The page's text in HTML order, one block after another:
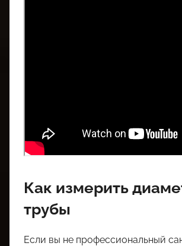
Как измерить
трубы
Если вы не профессиональный